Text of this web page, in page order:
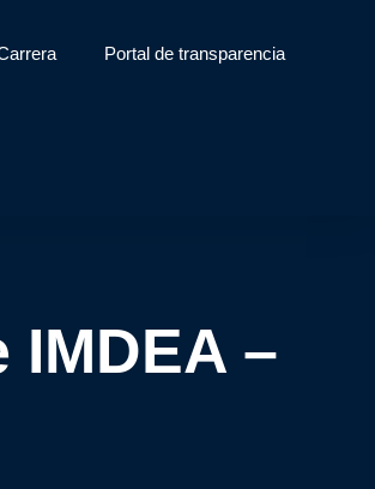
Portal de transparencia
–